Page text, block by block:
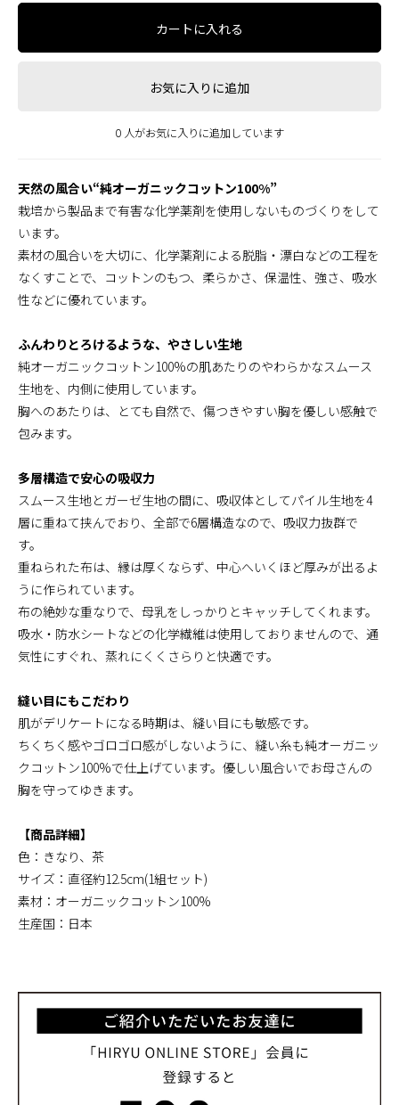
カートに入れる
お気に入りに追加
0 人がお気に入りに追加しています
天然の風合い“純オーガニックコットン100%”
栽培から製品まで有害な化学薬剤を使用しないものづくりをして
います。
素材の風合いを大切に、化学薬剤による脱脂・漂白などの工程を
なくすことで、コットンのもつ、柔らかさ、保温性、強さ、吸水
性などに優れています。
ふんわりとろけるような、やさしい生地
純オーガニックコットン100%の肌あたりのやわらかなスムース
生地を、内側に使用しています。
胸へのあたりは、とても自然で、傷つきやすい胸を優しい感触で
包みます。
多層構造で安心の吸収力
スムース生地とガーゼ生地の間に、吸収体としてパイル生地を4
層に重ねて挟んでおり、全部で6層構造なので、吸収力抜群で
す。
重ねられた布は、縁は厚くならず、中心へいくほど厚みが出るよ
うに作られています。
布の絶妙な重なりで、母乳をしっかりとキャッチしてくれます。
吸水・防水シートなどの化学繊維は使用しておりませんので、通
気性にすぐれ、蒸れにくくさらりと快適です。
縫い目にもこだわり
肌がデリケートになる時期は、縫い目にも敏感です。
ちくちく感やゴロゴロ感がしないように、縫い糸も純オーガニッ
クコットン100%で仕上げています。優しい風合いでお母さんの
胸を守ってゆきます。
【商品詳細】
色：きなり、茶
サイズ：直径約12.5cm(1組セット)
素材：オーガニックコットン100%
生産国：日本